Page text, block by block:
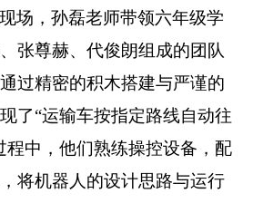
场，孙磊老师带领六年级学
张尊赫、代俊朗组成的团队
过精密的积木搭建与严谨的
了“运输车按指定路线自动往
程中，他们熟练操控设备，配
将机器人的设计思路与运行